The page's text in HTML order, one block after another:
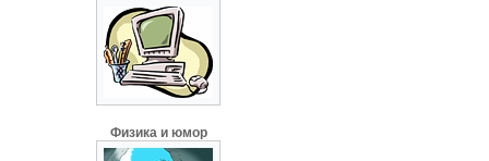
Физика и юмор